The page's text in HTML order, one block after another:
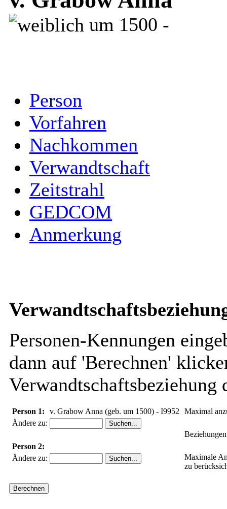
um 1500 -
Person
Vorfahren
Nachkommen
Verwandtschaft
Zeitstrahl
GEDCOM
Anmerkung
Personen-Kennungen
dann auf 'Berechnen'
Verwandtschaftsbeziehung
Person 1:
v. Grabow Anna (geb. um 1500) - I9952
Ändere zu:
Person 2:
Ändere zu:
Maximal
Maximale
zu